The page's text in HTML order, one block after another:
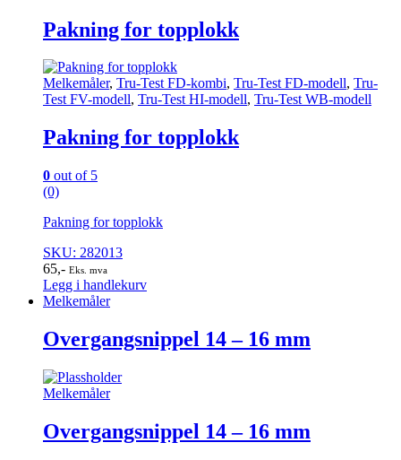
Pakning for topplokk
Melkemåler, Tru-Test FD-kombi, Tru-Test FD-modell, Tru-
Test FV-modell, Tru-Test HI-modell, Tru-Test WB-modell
Pakning for topplokk
0 out of 5
(0)
Pakning for topplokk
SKU: 282013
65,- Eks. mva
Legg i handlekurv
Melkemåler
Overgangsnippel 14 – 16 mm
Melkemåler
Overgangsnippel 14 – 16 mm